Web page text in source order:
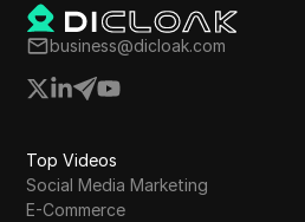
business@dicloak.com
Top Videos
Social Media Marketing
E-Commerce